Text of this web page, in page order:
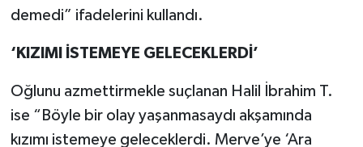
demedi” ifadelerini kullandı.
‘KIZIMI İSTEMEYE GELECEKLERDİ’
Oğlunu azmettirmekle suçlanan Halil İbrahim T.
ise “Böyle bir olay yaşanmasaydı akşamında
kızımı istemeye geleceklerdi. Merve’ye ‘Ara